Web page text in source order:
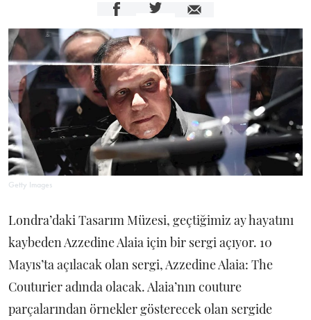
Getty Images
Londra’daki Tasarım Müzesi, geçtiğimiz ay hayatını
kaybeden Azzedine Alaia için bir sergi açıyor. 10
Mayıs’ta açılacak olan sergi, Azzedine Alaia: The
Couturier adında olacak. Alaia’nın couture
parçalarından örnekler gösterecek olan sergide